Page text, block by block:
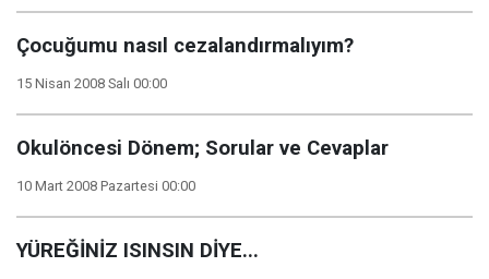
Çocuğumu nasıl cezalandırmalıyım?
15 Nisan 2008 Salı 00:00
Okulöncesi Dönem; Sorular ve Cevaplar
10 Mart 2008 Pazartesi 00:00
YÜREĞİNİZ ISINSIN DİYE...